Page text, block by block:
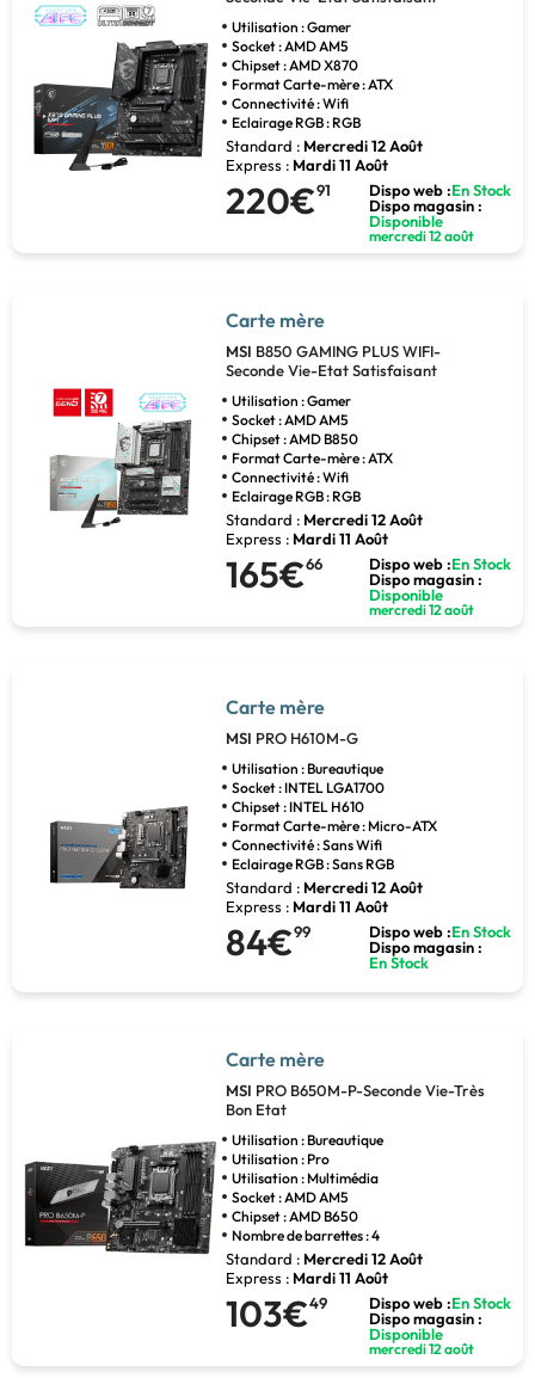
Utilisation : Gamer
Socket : AMD AM5
Chipset : AMD X870
Format Carte-mère : ATX
Connectivité : Wifi
Eclairage RGB : RGB
Standard : Mercredi 12 Août
Express : Mardi 11 Août
220€91 Dispo web :En Stock
Dispo magasin :
Disponible
mercredi 12 août
Carte mère
MSI B850 GAMING PLUS WIFI-
Seconde Vie-Etat Satisfaisant
Utilisation : Gamer
Socket : AMD AM5
Chipset : AMD B850
Format Carte-mère : ATX
Connectivité : Wifi
Eclairage RGB : RGB
Standard : Mercredi 12 Août
Express : Mardi 11 Août
165€66 Dispo web :En Stock
Dispo magasin :
Disponible
mercredi 12 août
Carte mère
MSI PRO H610M-G
Utilisation : Bureautique
Socket : INTEL LGA1700
Chipset : INTEL H610
Format Carte-mère : Micro-ATX
Connectivité : Sans Wifi
Eclairage RGB : Sans RGB
Standard : Mercredi 12 Août
Express : Mardi 11 Août
84€99 Dispo web :En Stock
Dispo magasin :
En Stock
Carte mère
MSI PRO B650M-P-Seconde Vie-Très
Bon Etat
Utilisation : Bureautique
Utilisation : Pro
Utilisation : Multimédia
Socket : AMD AM5
Chipset : AMD B650
Nombre de barrettes : 4
Standard : Mercredi 12 Août
Express : Mardi 11 Août
103€49 Dispo web :En Stock
Dispo magasin :
Disponible
mercredi 12 août